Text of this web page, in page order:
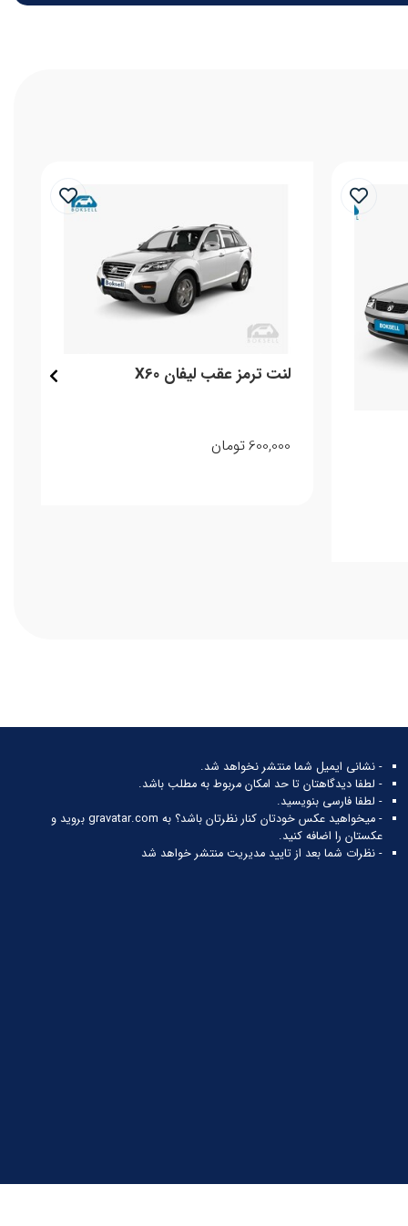
لنت ترمز عقب لیفان X60
600,000تومان
- نشانی ایمیل شما منتشر نخواهد شد.
- لطفا دیدگاهتان تا حد امکان مربوط به مطلب باشد.
- لطفا فارسی بنویسید.
- میخواهید عکس خودتان کنار نظرتان باشد؟ به gravatar.com بروید و
عکستان را اضافه کنید.
- نظرات شما بعد از تایید مدیریت منتشر خواهد شد